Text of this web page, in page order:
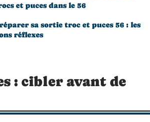
et puces dans le 56
sa sortie troc et puces 56 : les
réflexes
: cibler avant de